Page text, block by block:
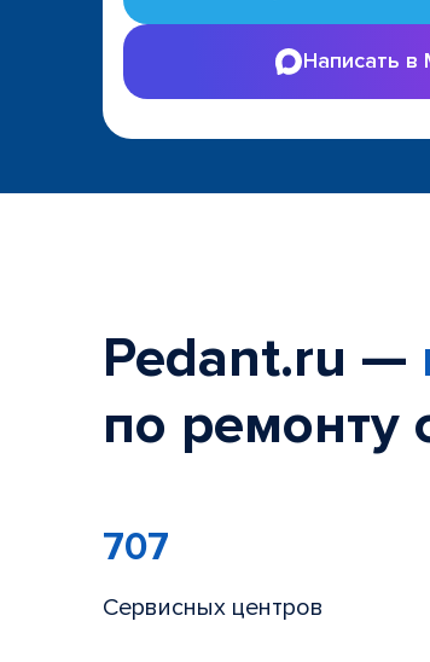
Написать в
Pedant.ru —
по ремонту
707
Сервисных центров